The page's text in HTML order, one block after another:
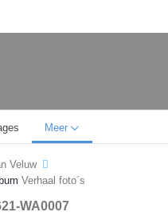
Meer
Veluw
Verhaal foto´s
WA0007